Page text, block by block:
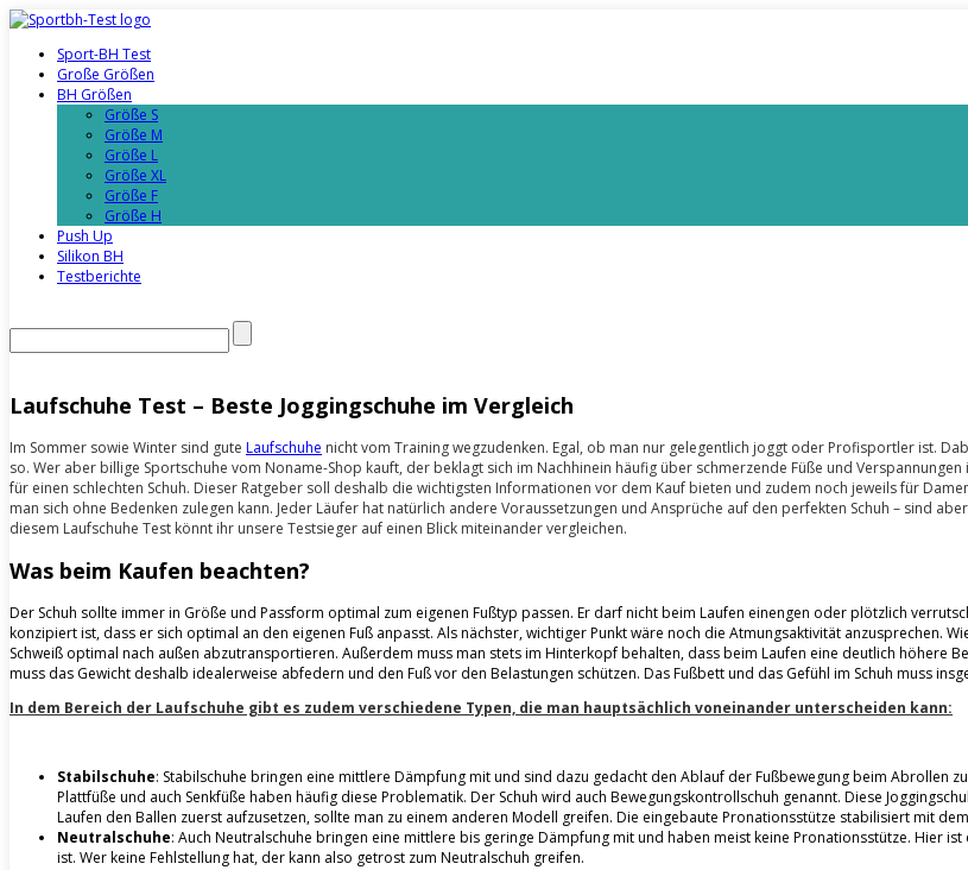
Sport-BH Test
Große Größen
BH Größen
Größe S
Größe M
Größe L
Größe XL
Größe F
Größe H
Push Up
Silikon BH
Testberichte
Laufschuhe Test – Beste Joggingschuhe im Vergleich
Im Sommer sowie Winter sind gute Laufschuhe nicht vom Training wegzudenken. Egal, ob man nur gelegentlich joggt oder Profisportler ist.
so. Wer aber billige Sportschuhe vom Noname-Shop kauft, der beklagt sich im Nachhinein häufig über schmerzende Füße und
für einen schlechten Schuh. Dieser Ratgeber soll deshalb die wichtigsten Informationen vor dem Kauf bieten und zudem noch jeweils für
man sich ohne Bedenken zulegen kann. Jeder Läufer hat natürlich andere Voraussetzungen und Ansprüche auf den perfekten Schuh – sind
diesem Laufschuhe Test könnt ihr unsere Testsieger auf einen Blick miteinander vergleichen.
Was beim Kaufen beachten?
Der Schuh sollte immer in Größe und Passform optimal zum eigenen Fußtyp passen. Er darf nicht beim Laufen einengen oder plötzlich
konzipiert ist, dass er sich optimal an den eigenen Fuß anpasst. Als nächster, wichtiger Punkt wäre noch die Atmungsaktivität anzusprechen.
Schweiß optimal nach außen abzutransportieren. Außerdem muss man stets im Hinterkopf behalten, dass beim Laufen eine deutlich höhere
muss das Gewicht deshalb idealerweise abfedern und den Fuß vor den Belastungen schützen. Das Fußbett und das Gefühl im Schuh muss
In dem Bereich der Laufschuhe gibt es zudem verschiedene Typen, die man hauptsächlich voneinander unterscheiden kann:
Stabilschuhe: Stabilschuhe bringen eine mittlere Dämpfung mit und sind dazu gedacht den Ablauf der Fußbewegung beim Abrollen
Plattfüße und auch Senkfüße haben häufig diese Problematik. Der Schuh wird auch Bewegungskontrollschuh genannt. Diese
Laufen den Ballen zuerst aufzusetzen, sollte man zu einem anderen Modell greifen. Die eingebaute Pronationsstütze stabilisiert mit
Neutralschuhe: Auch Neutralschuhe bringen eine mittlere bis geringe Dämpfung mit und haben meist keine Pronationsstütze. Hier
ist. Wer keine Fehlstellung hat, der kann also getrost zum Neutralschuh greifen.